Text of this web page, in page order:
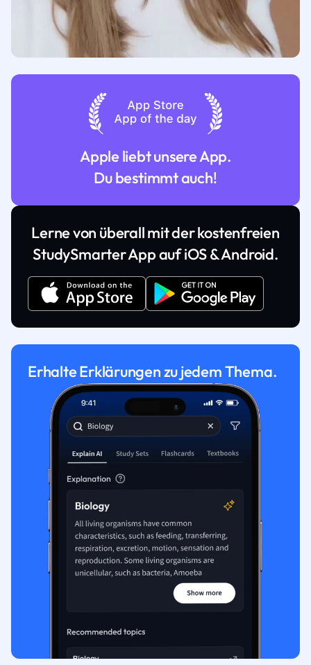
Apple liebt unsere App.
Du bestimmt auch!
Lerne von überall mit der kostenfreien
StudySmarter App auf iOS & Android.
Erhalte Erklärungen zu jedem Thema.